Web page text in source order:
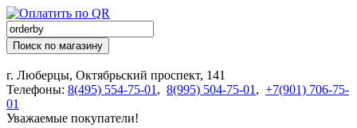
Поиск по магазину
г. Люберцы, Октябрьский проспект, 141
Телефоны: 8(495) 554-75-01 , 8(995) 504-75-01 , +7(901) 706-75-
01
Уважаемые покупатели!